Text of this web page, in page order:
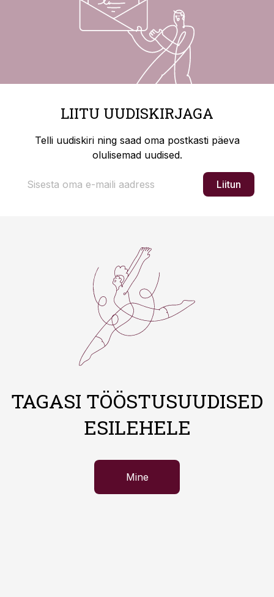
LIITU UUDISKIRJAGA
Telli uudiskiri ning saad oma postkasti päeva
olulisemad uudised.
Liitun
TAGASI TÖÖSTUSUUDISED
ESILEHELE
Mine